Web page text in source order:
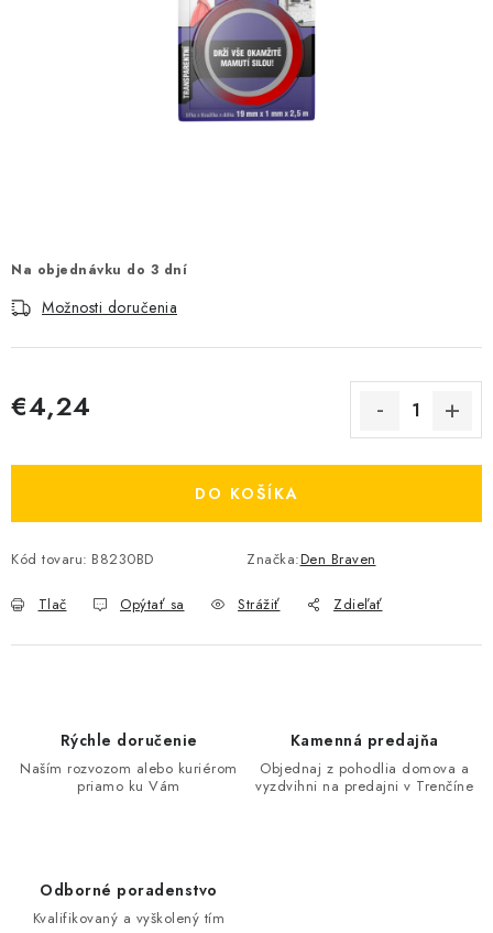
HODNOTENIE OBCHODU
Formulár na odstúpenie od zmluvy
Formulár na reklamáciu tovaru
Na objednávku do 3 dní
Možnosti doručenia
€4,24
DO KOŠÍKA
Kód tovaru: B8230BD Značka:Den Braven
Tlač Opýtať sa Strážiť Zdieľať
Rýchle doručenie
Naším rozvozom alebo kuriérom
priamo ku Vám
Kamenná predajňa
Objednaj z pohodlia domova a
vyzdvihni na predajni v Trenčíne
Odborné poradenstvo
Kvalifikovaný a vyškolený tím